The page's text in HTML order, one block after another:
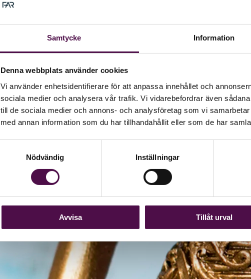
Samtycke Information
Denna webbplats använder cookies
Vi använder enhetsidentifierare för att anpassa innehållet och
sociala medier och analysera vår trafik. Vi vidarebefordrar även
till de sociala medier och annons- och analysföretag som vi
med annan information som du har tillhandahållit eller som de har
Nödvändig
Inställningar
Avvisa Tillåt urval